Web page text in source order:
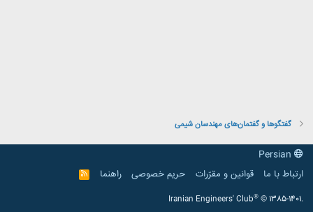
گفتگوها و گفتمان‌های مهندسان شیمی
ارتباط با ما
قوانین و مقرّرات حریم خصوصی راهنما
R
S
Iranian Engineers' Club® © 1385-1401.